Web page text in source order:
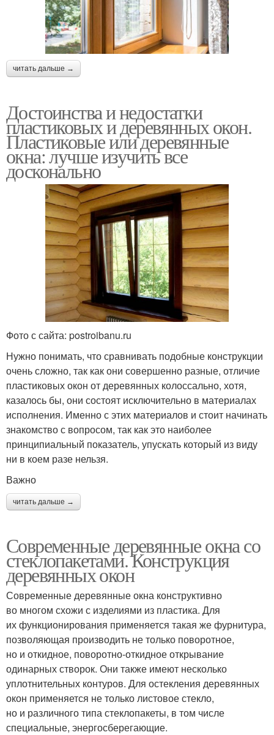
читать дальше →
Достоинства и недостатки
пластиковых и деревянных окон.
Пластиковые или деревянные
окна: лучше изучить все
досконально
Фото с сайта: postroibanu.ru
Нужно понимать, что сравнивать подобные конструкции
очень сложно, так как они совершенно разные, отличие
пластиковых окон от деревянных колоссально, хотя,
казалось бы, они состоят исключительно в материалах
исполнения. Именно с этих материалов и стоит начинать
знакомство с вопросом, так как это наиболее
принципиальный показатель, упускать который из виду
ни в коем разе нельзя.
Важно
читать дальше →
Современные деревянные окна со
стеклопакетами. Конструкция
деревянных окон
Современные деревянные окна конструктивно
во многом схожи с изделиями из пластика. Для
их функционирования применяется такая же фурнитура,
позволяющая производить не только поворотное,
но и откидное, поворотно-откидное открывание
одинарных створок. Они также имеют несколько
уплотнительных контуров. Для остекления деревянных
окон применяется не только листовое стекло,
но и различного типа стеклопакеты, в том числе
специальные, энергосберегающие.